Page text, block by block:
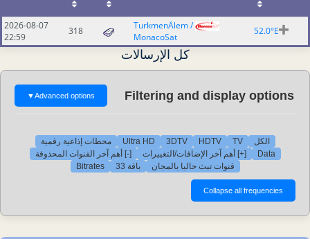
52.0°E
TurkmenÄlem /
MonacoSat
318
2026-08-07
22:59
كل الإرسالات
Filtering and display options
Advanced options
▼
الكل TV
HDTV
3DTV
Ultra HD
محطات إذاعية رقمية
Data
[+] أهم آخر الإضافات/التغييرات
[-] أهم آخر القنوات المحذوفة
قنوات تبث حاليا بالمجان
باقة 33 Bitrates